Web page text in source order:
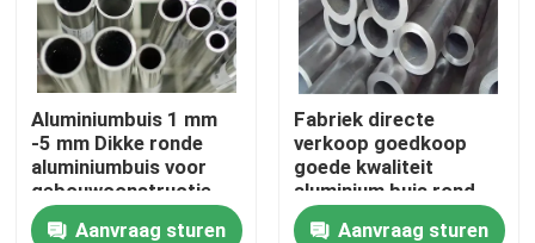
Over ons
Fabriekstocht
Kwaliteitscontrole
Aluminiumbuis 1 mm
-5 mm Dikke ronde
aluminiumbuis voor
gebouwconstructie
Aanvraag sturen
Fabriek directe
verkoop goedkoop
goede kwaliteit
aluminium buis rond
Aanvraag sturen